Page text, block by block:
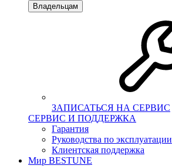
Владельцам
ЗАПИСАТЬСЯ НА СЕРВИС
СЕРВИС И ПОДДЕРЖКА
Гарантия
Руководства по эксплуатации
Клиентская поддержка
Мир BESTUNE